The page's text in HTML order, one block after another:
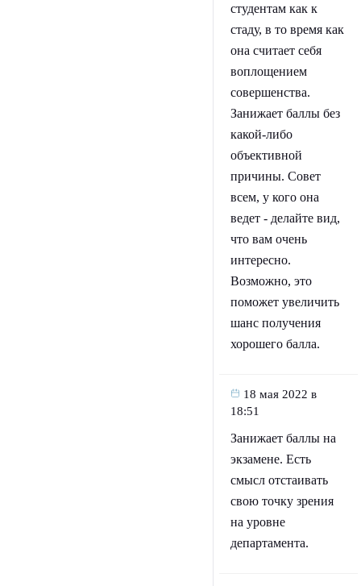
студентам как к
стаду, в то время как
она считает себя
воплощением
совершенства.
Занижает баллы без
какой-либо
объективной
причины. Совет
всем, у кого она
ведет - делайте вид,
что вам очень
интересно.
Возможно, это
поможет увеличить
шанс получения
хорошего балла.
18 мая 2022 в
18:51
Занижает баллы на
экзамене. Есть
смысл отстаивать
свою точку зрения
на уровне
департамента.